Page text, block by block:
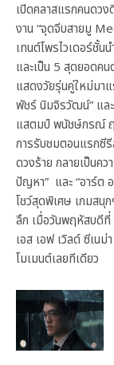
เปิดคลาสแรกคนดว
งาน “จุดจีบสายมู
เทนต์โพรไวเดอร์ชั้
และเป็น 5 สุดยอดค
แสดงวัยรุ่นคู่ใหม่มา
พัชร์ นิมจิรวัฒน์” แล
แสตมป์ พนัชษ์กรณ์ ฤ
การรับชมตอนแรกซี
ดวงร้าย กลายเป็นค
ปัญหา” และ “อาร์ต
โชว์สุดพิเศษ เกมสนุ
ลึก เมื่อวันพฤหัสบดี
เอส เอฟ เวิลด์ ซีเน
โมเมนต์เลยทีเดียว